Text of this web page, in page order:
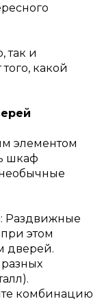
так и
какой
элементом
шкаф
: Раздвижные
этом
дверей.
комбинацию